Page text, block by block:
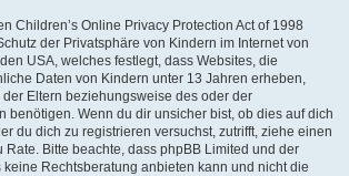
Children’s Online Privacy Protection Act of 1998
der Privatsphäre von Kindern im Internet von
USA, welches festlegt, dass Websites, die
Daten von Kindern unter 13 Jahren erheben,
Eltern beziehungsweise des oder der
benötigen. Wenn du dir unsicher bist, ob dies auf dich
du dich zu registrieren versuchst, zutrifft, ziehe einen
Rate. Bitte beachte, dass phpBB Limited und der
keine Rechtsberatung anbieten kann und nicht die